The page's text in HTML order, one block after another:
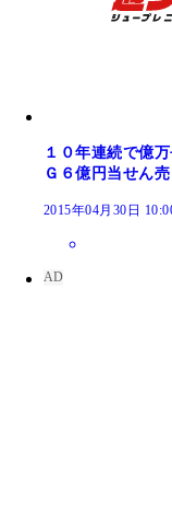
１０年連続で億
Ｇ６億円当せん
2015年04月30日